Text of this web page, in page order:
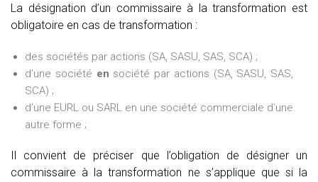
La désignation d’un commissaire à la transformation est
obligatoire en cas de transformation :
des sociétés par actions (SA, SASU, SAS, SCA) ;
d’une société en société par actions (SA, SASU, SAS,
SCA) ;
d’une EURL ou SARL en une société commerciale d’une
autre forme ;
Il convient de préciser que l’obligation de désigner un
commissaire à la transformation ne s’applique que si la